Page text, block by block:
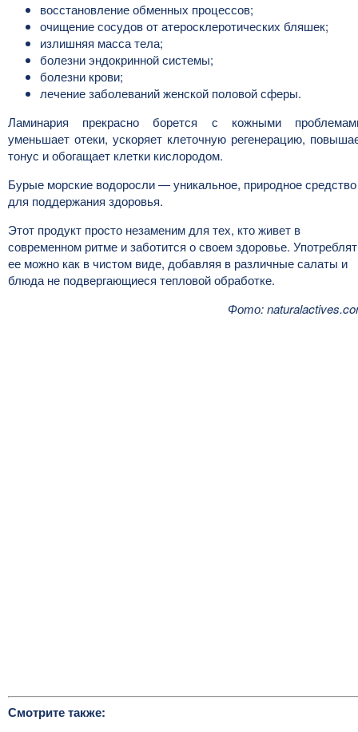
восстановление обменных процессов;
очищение сосудов от атеросклеротических бляшек;
излишняя масса тела;
болезни эндокринной системы;
болезни крови;
лечение заболеваний женской половой сферы.
Ламинария прекрасно борется с кожными
уменьшает отеки, ускоряет клеточную регенерацию,
тонус и обогащает клетки кислородом.
Бурые морские водоросли — уникальное, природное средство
для поддержания здоровья.
Этот продукт просто незаменим для тех, кто живет в
современном ритме и заботится о своем здоровье.
ее можно как в чистом виде, добавляя в различные салаты и
блюда не подвергающиеся тепловой обработке.
Фото:
Смотрите также: